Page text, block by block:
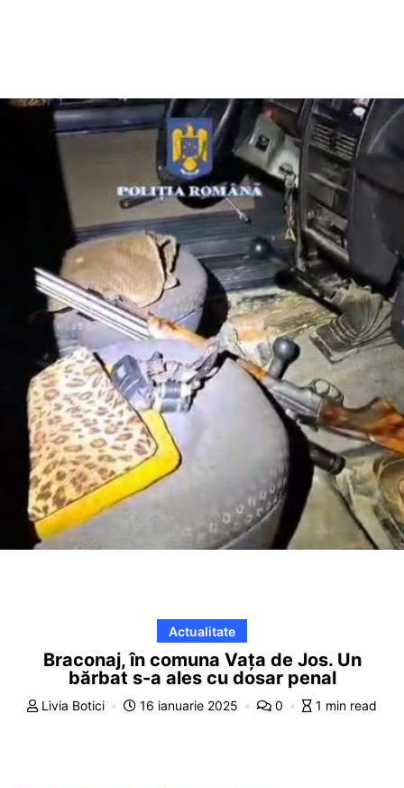
Actualitate
Braconaj, în comuna Vața de Jos. Un
bărbat s-a ales cu dosar penal
Livia Botici 16 ianuarie 2025 0 1 min read